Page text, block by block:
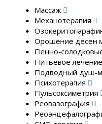
Массаж
Механотерапия
Орошение десен
Пенно-
Питьевое
Подводный душ-
Психотерапия
Пульсоксиметрия
Реовазография